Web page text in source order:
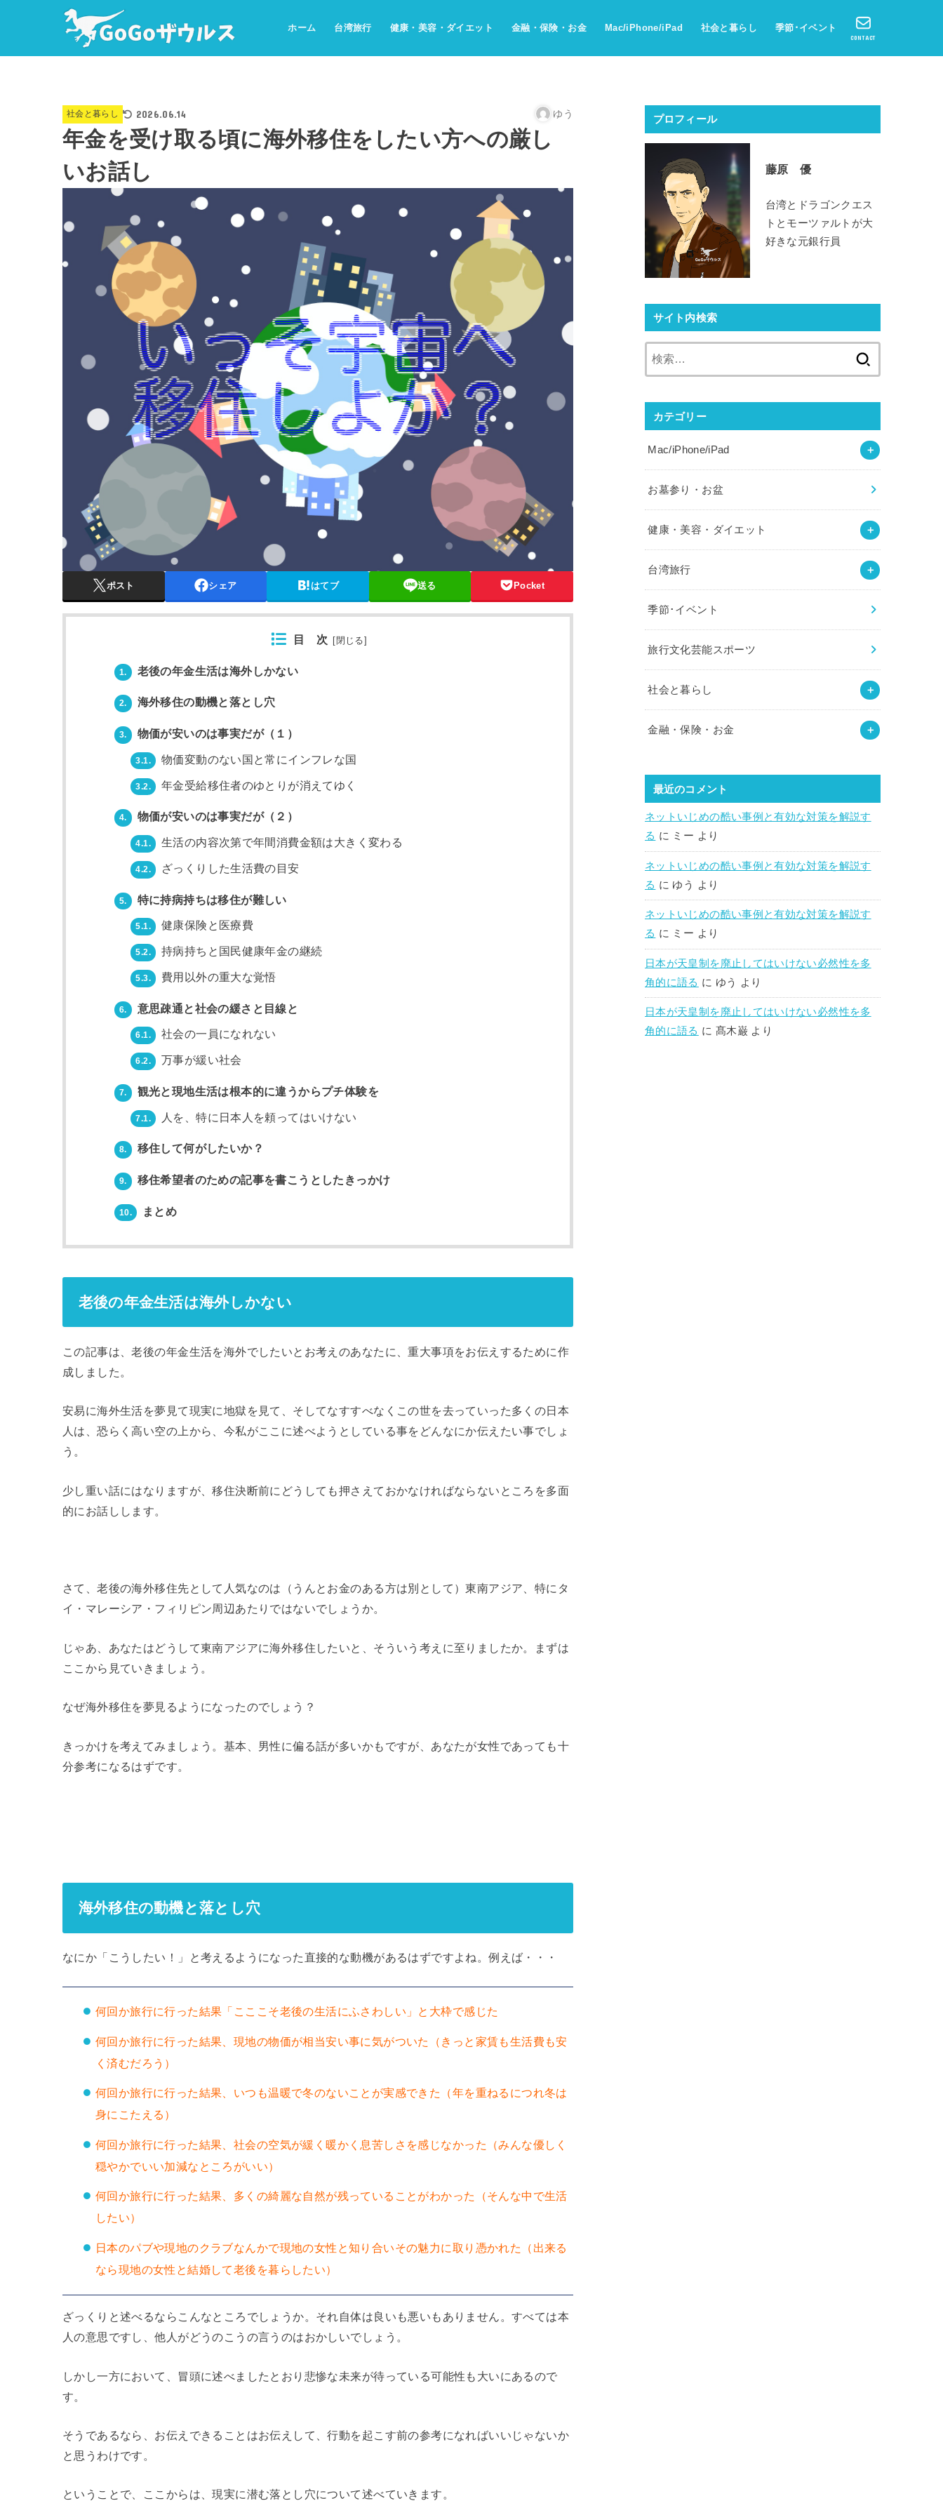
ホーム 台湾旅行 健康・美容・ダイエット 金融・保険・お金 Mac/iPhone/iPad 社会と暮らし 季節･イベント
CONTACT
社会と暮らし 2026.06.14 ゆう
年金を受け取る頃に海外移住をしたい方への厳し
いお話し
ポスト シェア はてブ 送る Pocket
目 次 閉じる
1. 老後の年金生活は海外しかない
2. 海外移住の動機と落とし穴
3. 物価が安いのは事実だが（１）
3.1. 物価変動のない国と常にインフレな国
3.2. 年金受給移住者のゆとりが消えてゆく
4. 物価が安いのは事実だが（２）
4.1. 生活の内容次第で年間消費金額は大きく変わる
4.2. ざっくりした生活費の目安
5. 特に持病持ちは移住が難しい
5.1. 健康保険と医療費
5.2. 持病持ちと国民健康年金の継続
5.3. 費用以外の重大な覚悟
6. 意思疎通と社会の緩さと目線と
6.1. 社会の一員になれない
6.2. 万事が緩い社会
7. 観光と現地生活は根本的に違うからプチ体験を
7.1. 人を、特に日本人を頼ってはいけない
8. 移住して何がしたいか？
9. 移住希望者のための記事を書こうとしたきっかけ
10. まとめ
老後の年金生活は海外しかない
この記事は、老後の年金生活を海外でしたいとお考えのあなたに、重大事項をお伝えするために作
成しました。
安易に海外生活を夢見て現実に地獄を見て、そしてなすすべなくこの世を去っていった多くの日本
人は、恐らく高い空の上から、今私がここに述べようとしている事をどんなにか伝えたい事でしょ
う。
少し重い話にはなりますが、移住決断前にどうしても押さえておかなければならないところを多面
的にお話しします。
さて、老後の海外移住先として人気なのは（うんとお金のある方は別として）東南アジア、特にタ
イ・マレーシア・フィリピン周辺あたりではないでしょうか。
じゃあ、あなたはどうして東南アジアに海外移住したいと、そういう考えに至りましたか。まずは
ここから見ていきましょう。
なぜ海外移住を夢見るようになったのでしょう？
きっかけを考えてみましょう。基本、男性に偏る話が多いかもですが、あなたが女性であっても十
分参考になるはずです。
海外移住の動機と落とし穴
なにか「こうしたい！」と考えるようになった直接的な動機があるはずですよね。例えば・・・
何回か旅行に行った結果「こここそ老後の生活にふさわしい」と大枠で感じた
何回か旅行に行った結果、現地の物価が相当安い事に気がついた（きっと家賃も生活費も安
く済むだろう）
何回か旅行に行った結果、いつも温暖で冬のないことが実感できた（年を重ねるにつれ冬は
身にこたえる）
何回か旅行に行った結果、社会の空気が緩く暖かく息苦しさを感じなかった（みんな優しく
穏やかでいい加減なところがいい）
何回か旅行に行った結果、多くの綺麗な自然が残っていることがわかった（そんな中で生活
したい）
日本のパブや現地のクラブなんかで現地の女性と知り合いその魅力に取り憑かれた（出来る
なら現地の女性と結婚して老後を暮らしたい）
ざっくりと述べるならこんなところでしょうか。それ自体は良いも悪いもありません。すべては本
人の意思ですし、他人がどうのこうの言うのはおかしいでしょう。
しかし一方において、冒頭に述べましたとおり悲惨な未来が待っている可能性も大いにあるので
す。
そうであるなら、お伝えできることはお伝えして、行動を起こす前の参考になればいいじゃないか
と思うわけです。
ということで、ここからは、現実に潜む落とし穴について述べていきます。
プロフィール
藤原 優
台湾とドラゴンクエス
トとモーツァルトが大
好きな元銀行員
サイト内検索
カテゴリー
Mac/iPhone/iPad
お墓参り・お盆
健康・美容・ダイエット
台湾旅行
季節･イベント
旅行文化芸能スポーツ
社会と暮らし
金融・保険・お金
最近のコメント
ネットいじめの酷い事例と有効な対策を解説す
る に ミー より
ネットいじめの酷い事例と有効な対策を解説す
る に ゆう より
ネットいじめの酷い事例と有効な対策を解説す
る に ミー より
日本が天皇制を廃止してはいけない必然性を多
角的に語る に ゆう より
日本が天皇制を廃止してはいけない必然性を多
角的に語る に 髙木巌 より